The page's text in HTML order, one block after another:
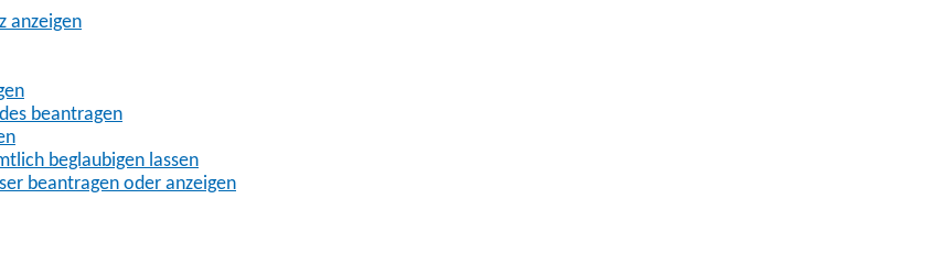
anzeigen
beantragen
beglaubigen lassen
beantragen oder anzeigen